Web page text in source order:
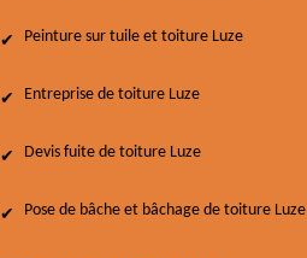
Peinture sur tuile et toiture Luze
Entreprise de toiture Luze
Devis fuite de toiture Luze
Pose de bâche et bâchage de toiture Luze